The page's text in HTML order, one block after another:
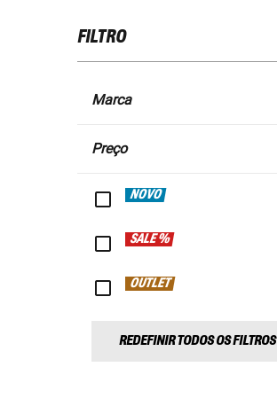
FILTRO
Marca
Preço
NOVO
SALE %
OUTLET
REDEFINIR TODOS OS FILTROS